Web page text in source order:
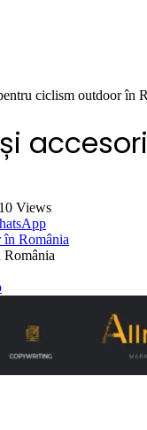
ciclism outdoor în
10 Views
România